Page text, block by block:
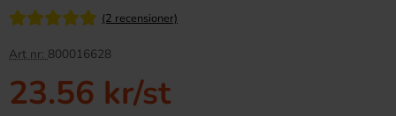
(2 recensioner)
Art nr: 800016628
23.56 kr/st